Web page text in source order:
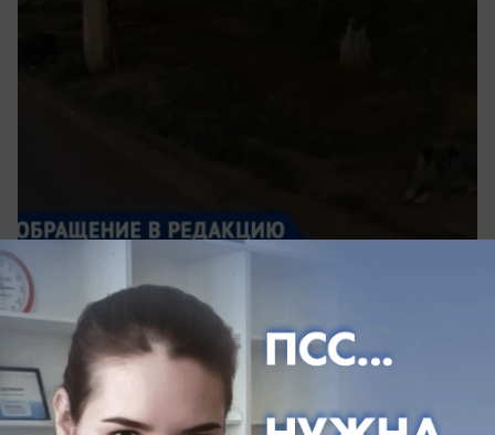
сегодня в 12:25
Общество
Волжанин раскрыл семейную тайну в
эфире «Малахова»: его родственник был